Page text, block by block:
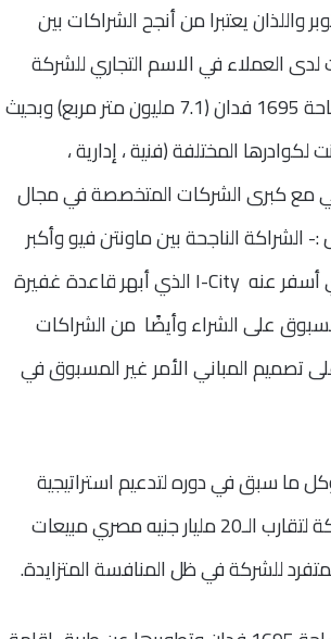
لاسم ( أي – سيتي ) بالقاهرة الجديدة ومدينة 6 أكتوبر واللذان يعتبرا من أنجح الشراكات بين
لدى العملاء في الاسم التجاري للشركة
كركيزة لنجاح مشروع الشركة المستقبلي الذي يقام على مساحة 1695 فدان (7.1 مليون متر مربع) وبحيث
المختلفة (فنية ، إدارية ،
مع كبرى الشركات المتخصصة في مجال
الشراكة الناجحة بين ماونتن فيو وأكبر
أسفر عنه I-Cityالذي أبهر قاعدة غفيرة
ومدى الإقبال غير المسبوق على الشراء وأيضًا من الشراكات
تصميم المباني الأمر غير المسبوق في
ما سبق في دوره لتدعيم استراتيجية
الإدارة بعيدة المدى للأستمرارية والنمو في حجم أعمال الشركة لتقارب الـ20 مليار جنيه مصري مبيعات
للشركة في ظل المنافسة المتزايدة.